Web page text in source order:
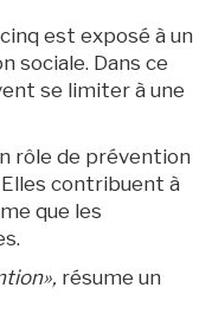
est exposé à un
sociale. Dans ce
se limiter à une
rôle de prévention
contribuent à
que les
résume un